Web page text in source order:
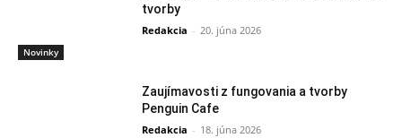
Novinky
tvorby
Redakcia - 20. júna 2026
Zaujímavosti z fungovania a tvorby
Penguin Cafe
Redakcia - 18. júna 2026